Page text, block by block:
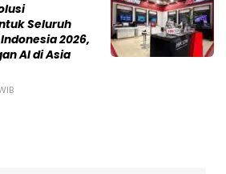
Seluruh
2026,
AI di Asia